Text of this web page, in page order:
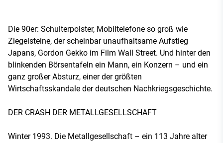
Die 90er: Schulterpolster, Mobiltelefone so groß wie
Ziegelsteine, der scheinbar unaufhaltsame Aufstieg
Japans, Gordon Gekko im Film Wall Street. Und hinter den
blinkenden Börsentafeln ein Mann, ein Konzern – und ein
ganz großer Absturz, einer der größten
Wirtschaftsskandale der deutschen Nachkriegsgeschichte.
DER CRASH DER METALLGESELLSCHAFT
Winter 1993. Die Metallgesellschaft – ein 113 Jahre alter